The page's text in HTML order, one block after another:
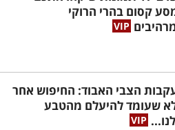
קסום בהרי הרוקי
הצבי האבוד: החיפוש אחר
שעומד להיעלם מהטבע